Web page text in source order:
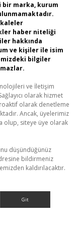
marka, kurum
haber niteliği
hakkında
ve kişiler ile isim
bilgiler
ve İletişim
olarak hizmet
olarak denetleme
Ancak, üyelerimiz
olup, siteye üye olarak
düşündüğünüz
bildirmeniz
kaldırılacaktır.